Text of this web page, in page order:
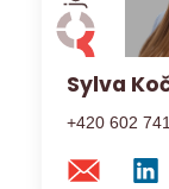
Sylva
+420 602